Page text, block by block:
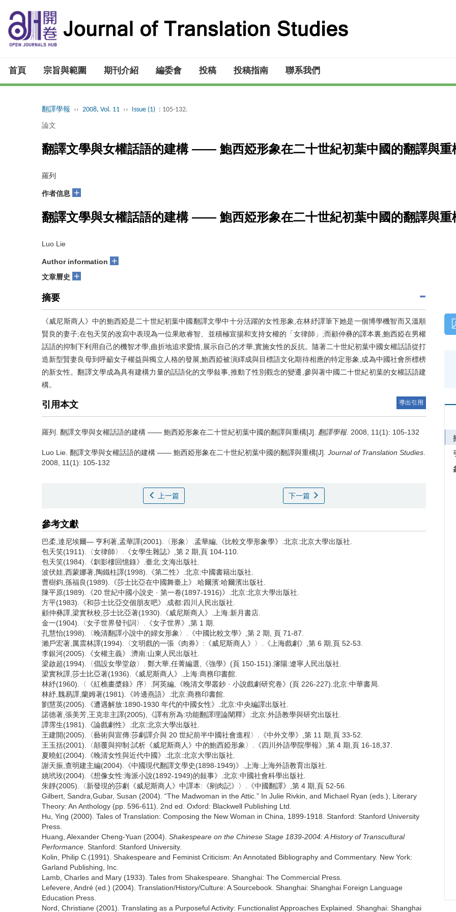
首頁 宗旨與範圍 期刊介紹 編委會 投稿 投稿指南 聯系我們
翻譯學報 ›› 2008, Vol. 11 ›› Issue (1) : 105-132.
論文
翻譯文學與女權話語的建構 —— 鮑西婭形象在二十世紀初葉中國的翻譯與重
羅列
作者信息 +
翻譯文學與女權話語的建構 —— 鮑西婭形象在二十世紀初葉中國的翻譯與重
Luo Lie
Author information +
文章曆史 +
摘要
《威尼斯商人》中的鮑西婭是二十世紀初葉中國翻譯文學中十分活躍的女性形象,在林紓譯筆下她是一個博學機智而又溫順
賢良的妻子;在包天笑的改寫中表現為一位果敢睿智、並積極宣揚和支持女權的「女律師」;而顧仲彝的譯本裏,鮑西婭在男權
話語的抑制下利用自己的機智才學,曲折地追求愛情,展示自己的才華,實施女性的反抗。隨著二十世紀初葉中國女權話語從打
造新型賢妻良母到呼籲女子權益與獨立人格的發展,鮑西婭被演繹成與目標語文化期待相應的特定形象,成為中國社會所標榜
的新女性。翻譯文學成為具有建構力量的話語化的文學敍事,推動了性別觀念的變遷,參與著中國二十世紀初葉的女權話語建
構。
引用本文 導出引用
羅列. 翻譯文學與女權話語的建構 —— 鮑西婭形象在二十世紀初葉中國的翻譯與重構[J]. 翻譯學報. 2008, 11(1): 105-132
Luo Lie. 翻譯文學與女權話語的建構 —— 鮑西婭形象在二十世紀初葉中國的翻譯與重構[J]. Journal of Translation Studies
2008, 11(1): 105-132
上一篇 下一篇
參考文獻
巴柔,達尼埃爾— 亨利著,孟華譯(2001).〈形象〉.孟華編,《比較文學形象學》.北京:北京大學出版社.
包天笑(1911).〈女律師〉.《女學生雜誌》,第 2 期,頁 104-110.
包天笑(1984).《釧影樓回憶錄》.臺北:文海出版社.
波伏娃,西蒙娜著,陶鐵柱譯(1998).《第二性》.北京:中國書籍出版社.
曹樹鈞,孫福良(1989).《莎士比亞在中國舞臺上》.哈爾濱:哈爾濱出版社.
陳平原(1989).《20 世紀中國小說史 · 第一卷(1897-1916)》.北京:北京大學出版社.
方平(1983).《和莎士比亞交個朋友吧》.成都:四川人民出版社.
顧仲彝譯,梁實秋校,莎士比亞著(1930).《威尼斯商人》.上海:新月書店.
金一(1904).〈女子世界發刊詞〉.《女子世界》,第 1 期.
孔慧怡(1998).〈晚清翻譯小說中的婦女形象〉.《中國比較文學》,第 2 期, 頁 71-87.
瀨戶宏著,厲震林譯(1994).〈文明戲的一張《肉券》:《威尼斯商人》〉.《上海戲劇》,第 6 期,頁 52-53.
李銀河(2005).《女權主義》.濟南:山東人民出版社.
梁啟超(1994).〈倡設女學堂啟〉. 鄭大華,任菁編選,《強學》(頁 150-151).瀋陽:遼寧人民出版社.
梁實秋譯,莎士比亞著(1936).《威尼斯商人》.上海:商務印書館.
林紓(1960).〈《紅樵畫槳錄》序〉.阿英編,《晚清文學叢鈔 · 小說戲劇研究卷》(頁 226-227).北京:中華書局.
林紓,魏易譯,蘭姆著(1981).《吟邊燕語》.北京:商務印書館.
劉慧英(2005).《遭遇解放:1890-1930 年代的中國女性》.北京:中央編譯出版社.
諾德著,張美芳,王克非主譯(2005),《譯有所為:功能翻譯理論闡釋》.北京:外語教學與研究出版社.
譚霈生(1981).《論戲劇性》.北京:北京大學出版社.
王建開(2005).〈藝術與宣傳:莎劇譯介與 20 世紀前半中國社會進程〉.《中外文學》,第 11 期,頁 33-52.
王玉括(2001).〈顛覆與抑制:試析《威尼斯商人》中的鮑西婭形象〉.《四川外語學院學報》,第 4 期,頁 16-18,37.
夏曉虹(2004).《晚清女性與近代中國》.北京:北京大學出版社.
謝天振,查明建主編(2004).《中國現代翻譯文學史(1898-1949)》.上海:上海外語教育出版社.
姚玳玫(2004).《想像女性:海派小說(1892-1949)的敍事》.北京:中國社會科學出版社.
朱靜(2005).〈新發現的莎劇《威尼斯商人》中譯本:《剜肉記》〉.《中國翻譯》,第 4 期,頁 52-56.
Gilbert, Sandra,Gubar, Susan (2004). “The Madwoman in the Attic.” In Julie Rivkin, and Michael Ryan (eds.), Literary
Theory: An Anthology (pp. 596-611). 2nd ed. Oxford: Blackwell Publishing Ltd.
Hu, Ying (2000). Tales of Translation: Composing the New Woman in China, 1899-1918. Stanford: Stanford University
Press.
Huang, Alexander Cheng-Yuan (2004). Shakespeare on the Chinese Stage 1839-2004: A History of Transcultural
Performance . Stanford: Stanford University.
Kolin, Philip C.(1991). Shakespeare and Feminist Criticism: An Annotated Bibliography and Commentary. New York:
Garland Publishing, Inc.
Lamb, Charles and Mary (1933). Tales from Shakespeare. Shanghai: The Commercial Press.
Lefevere, André (ed.) (2004). Translation/History/Culture: A Sourcebook. Shanghai: Shanghai Foreign Language
Education Press.
Nord, Christiane (2001). Translating as a Purposeful Activity: Functionalist Approaches Explained. Shanghai: Shanghai